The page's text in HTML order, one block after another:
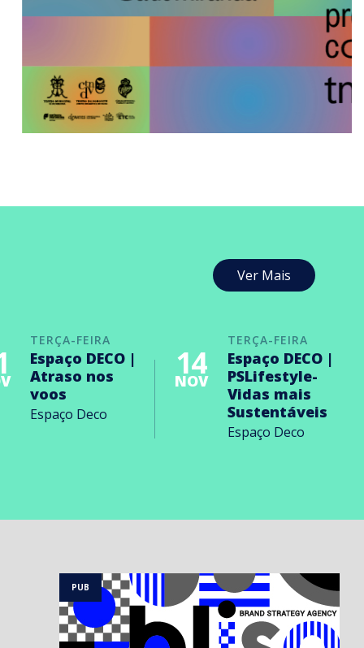
Ver Mais
TERÇA-FEIRA
Espaço DECO |
Atraso nos
voos
Espaço Deco
TERÇA-FEIRA
14
NOV
Espaço DECO |
PSLifestyle-
Vidas mais
Sustentáveis
Espaço Deco